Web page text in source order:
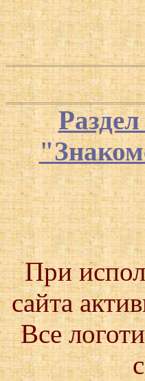
При
сайта
Все